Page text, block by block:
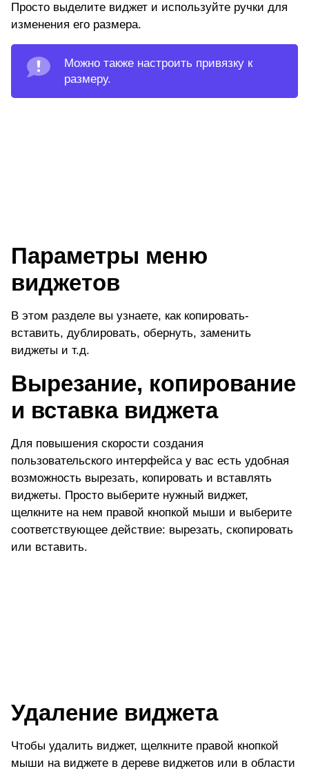
Просто выделите виджет и используйте ручки для
изменения его размера.
Можно также настроить привязку к
размеру.
Параметры меню
виджетов
В этом разделе вы узнаете, как копировать-
вставить, дублировать, обернуть, заменить
виджеты и т.д.
Вырезание, копирование
и вставка виджета
Для повышения скорости создания
пользовательского интерфейса у вас есть удобная
возможность вырезать, копировать и вставлять
виджеты. Просто выберите нужный виджет,
щелкните на нем правой кнопкой мыши и выберите
соответствующее действие: вырезать, скопировать
или вставить.
Удаление виджета
Чтобы удалить виджет, щелкните правой кнопкой
мыши на виджете в дереве виджетов или в области